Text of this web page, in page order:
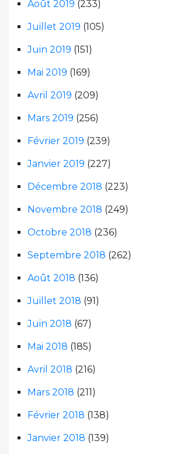
Août 2019 (233)
Juillet 2019 (105)
Juin 2019 (151)
Mai 2019 (169)
Avril 2019 (209)
Mars 2019 (256)
Février 2019 (239)
Janvier 2019 (227)
Décembre 2018 (223)
Novembre 2018 (249)
Octobre 2018 (236)
Septembre 2018 (262)
Août 2018 (136)
Juillet 2018 (91)
Juin 2018 (67)
Mai 2018 (185)
Avril 2018 (216)
Mars 2018 (211)
Février 2018 (138)
Janvier 2018 (139)